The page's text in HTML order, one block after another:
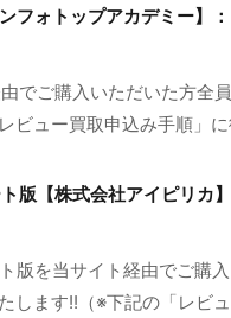
フォトップアカデミー】
でご購入いただいた方全
ュー買取申込み手順」に
【株式会社アイピリカ
を当サイト経由でご購
します!!（※下記の「レビ